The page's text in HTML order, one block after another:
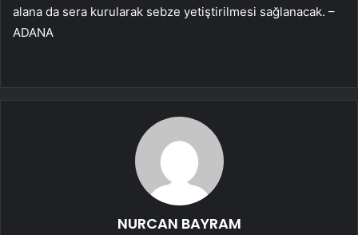
alana da sera kurularak sebze yetiştirilmesi sağlanacak. –
ADANA
NURCAN BAYRAM